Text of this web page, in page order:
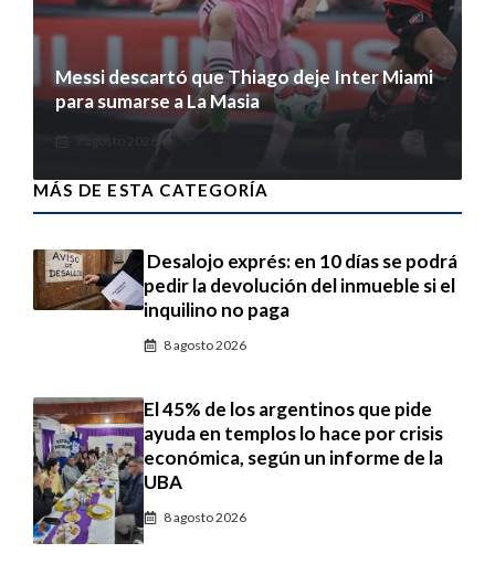
Messi descartó que Thiago deje Inter Miami
para sumarse a La Masia
MÁS DE ESTA CATEGORÍA
Desalojo exprés: en 10 días se podrá
pedir la devolución del inmueble si el
inquilino no paga
8 agosto 2026
El 45% de los argentinos que pide
ayuda en templos lo hace por crisis
económica, según un informe de la
UBA
8 agosto 2026